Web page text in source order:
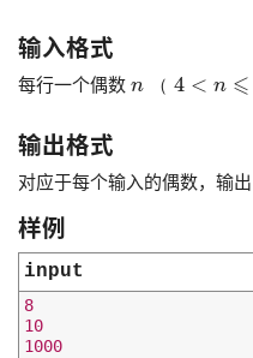
输入格式
每行一个偶数 <
输出格式
对应于每个输入的偶数，输出
样例
input
8
10
1000